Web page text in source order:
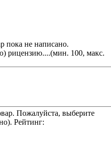
пока не написано.
рицензию....(мин. 100, макс.
Пожалуйста, выберите
Рейтинг: